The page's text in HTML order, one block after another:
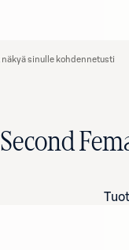
sinulle kohdennetusti